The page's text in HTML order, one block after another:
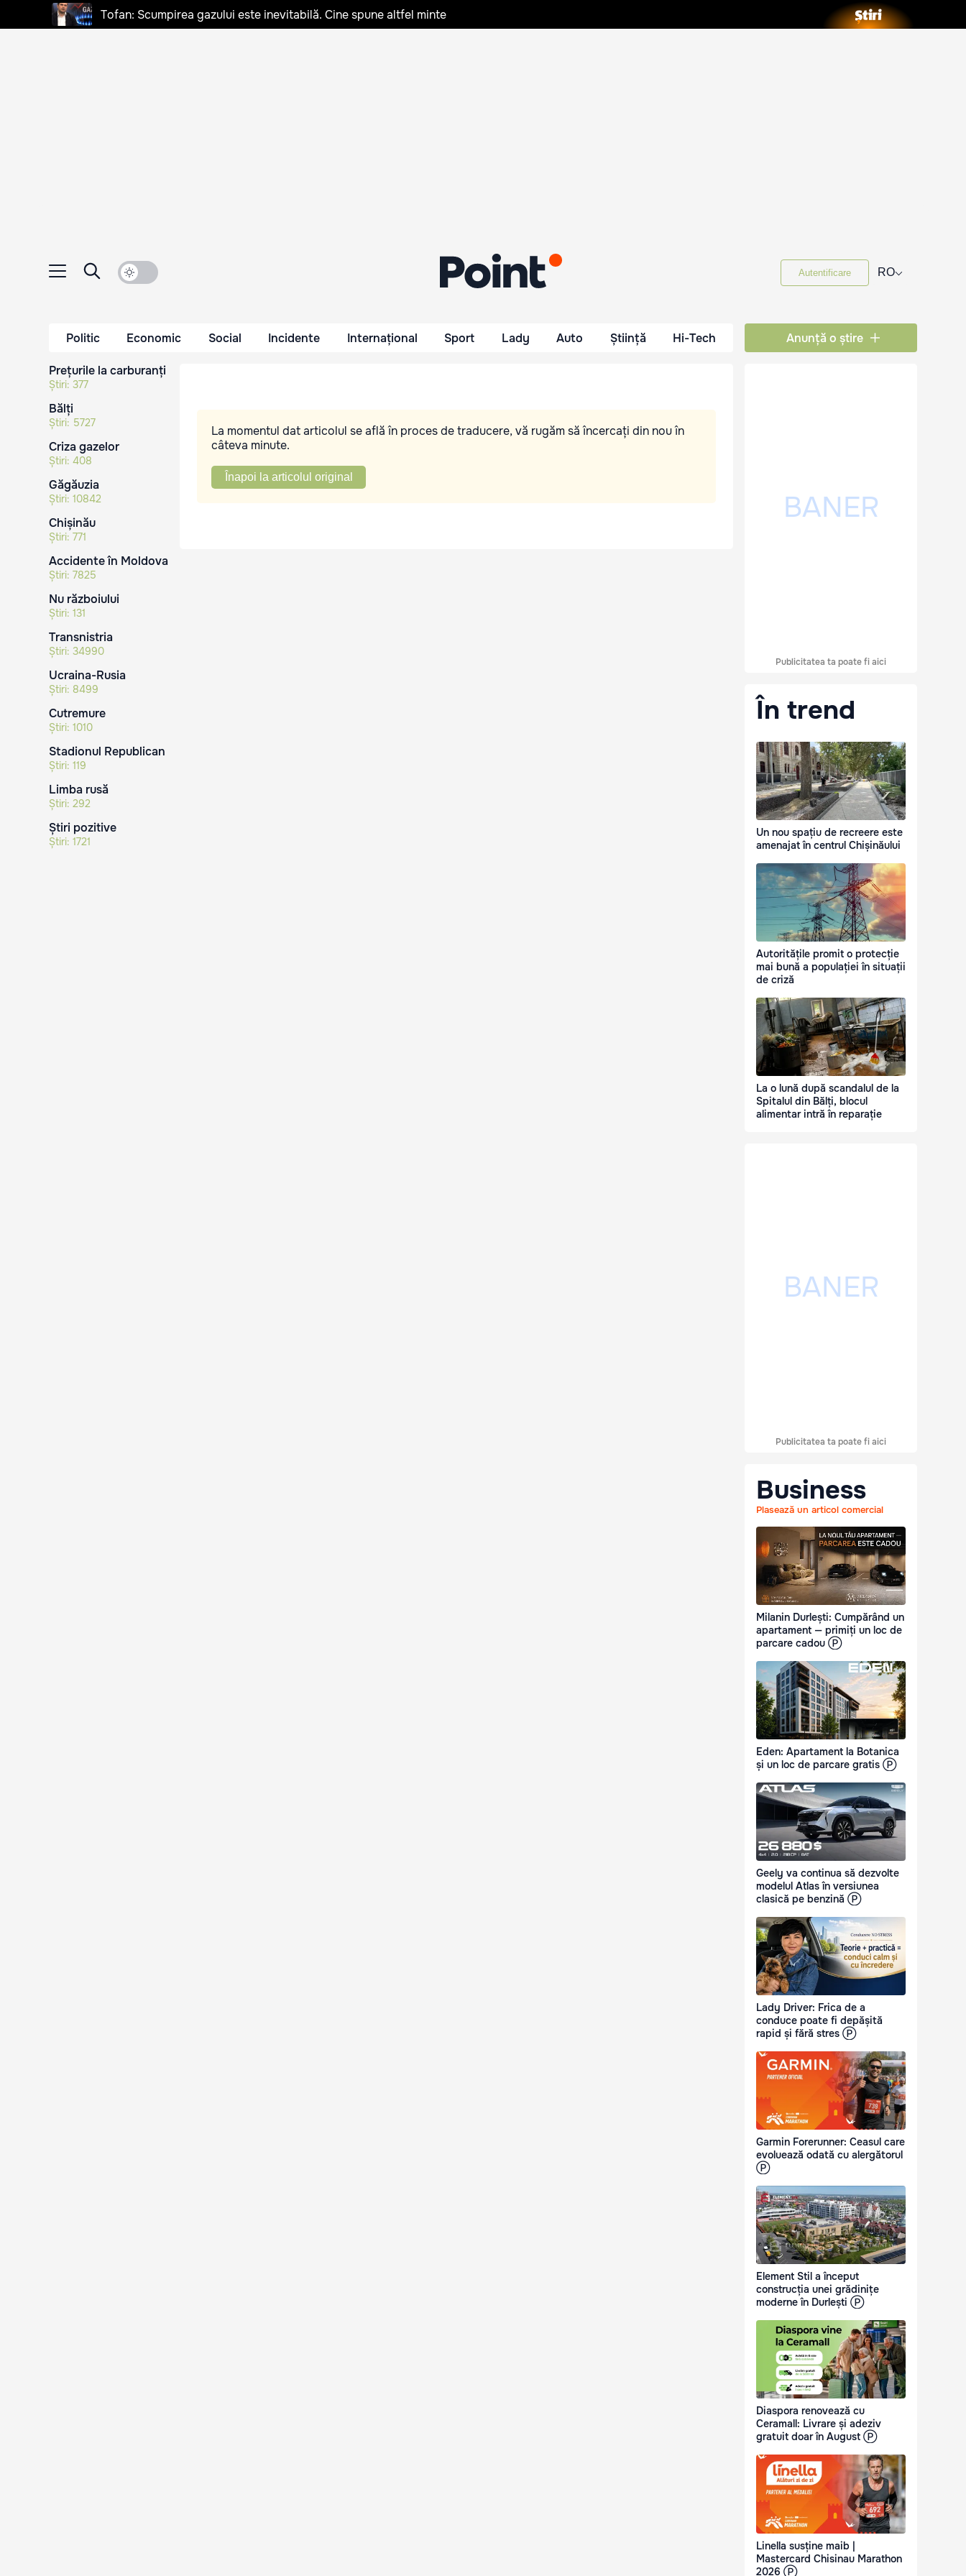
Tofan: Scumpirea gazului este inevitabilă. Cine spune altfel minte
Autentificare RO⌵
Politic Economic Social Incidente Internațional Sport Lady Auto Știință Hi-Tech Anunță o știre
Prețurile la carburanți
Știri: 377
Bălți
Știri: 5727
Criza gazelor
Știri: 408
Găgăuzia
Știri: 10842
Chișinău
Știri: 771
Accidente în Moldova
Știri: 7825
Nu războiului
Știri: 131
Transnistria
Știri: 34990
Ucraina-Rusia
Știri: 8499
Cutremure
Știri: 1010
Stadionul Republican
Știri: 119
Limba rusă
Știri: 292
Știri pozitive
Știri: 1721
La momentul dat articolul se află în proces de traducere, vă rugăm să încercați din nou în
câteva minute.
Înapoi la articolul original
Publicitatea ta poate fi aici
În trend
Un nou spațiu de recreere este
amenajat în centrul Chișinăului
Autoritățile promit o protecție
mai bună a populației în situații
de criză
La o lună după scandalul de la
Spitalul din Bălți, blocul
alimentar intră în reparație
Publicitatea ta poate fi aici
Business
Plasează un articol comercial
Milanin Durlești: Cumpărând un
apartament — primiți un loc de
parcare cadou Ⓟ
Eden: Apartament la Botanica
și un loc de parcare gratis Ⓟ
Geely va continua să dezvolte
modelul Atlas în versiunea
clasică pe benzină Ⓟ
Lady Driver: Frica de a
conduce poate fi depășită
rapid și fără stres Ⓟ
Garmin Forerunner: Ceasul care
evoluează odată cu alergătorul
Ⓟ
Element Stil a început
construcția unei grădinițe
moderne în Durlești Ⓟ
Diaspora renovează cu
Ceramall: Livrare și adeziv
gratuit doar în August Ⓟ
Linella susține maib |
Mastercard Chisinau Marathon
2026 Ⓟ